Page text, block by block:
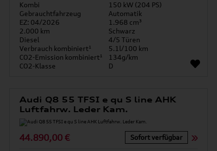
Kombi
150 kW (204 PS)
Gebrauchtfahrzeug
Automatik
EZ: 04/2026
1.968 cm³
2.000 km
Schwarz
Diesel
4/5 Türen
Verbrauch kombiniert¹
5.1l/100 km
CO2-Emission kombiniert¹
134g/km
CO2-Klasse
D
Audi Q8 55 TFSI e qu S line AHK
Luftfahrw. Leder Kam.
44.890,00 € Sofort verfügbar